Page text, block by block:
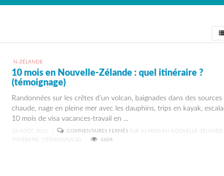
N-ZÉLANDE
10 mois en Nouvelle-Zélande : quel itinéraire ?
(témoignage)
Randonnées sur les crêtes d’un volcan, baignades dans des sources
chaude, nage en pleine mer avec les dauphins, trips en kayak,
10 mois de visa vacances-travail en ...
13 AOÛT, 2012 COMMENTAIRES FERMÉS SUR 10 MOIS EN NOUVELLE-ZÉLANDE
ITINÉRAIRE ? (TÉMOIGNAGE)
6604